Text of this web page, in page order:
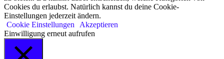
Cookies du erlaubst. Natürlich kannst du deine Cookie-
Einstellungen jederzeit ändern.
Cookie Einstellungen
Akzeptieren
Einwilligung erneut aufrufen